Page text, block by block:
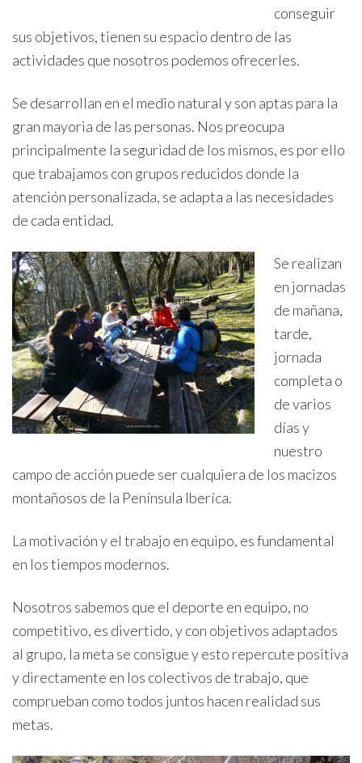
conseguir
sus objetivos, tienen su espacio dentro de las
actividades que nosotros podemos ofrecerles.
Se desarrollan en el medio natural y son aptas para la
gran mayoria de las personas. Nos preocupa
principalmente la seguridad de los mismos, es por ello
que trabajamos con grupos reducidos donde la
atención personalizada, se adapta a las necesidades
de cada entidad.
Se realizan
en jornadas
de mañana,
tarde,
jornada
completa o
de varios
días y
nuestro
campo de acción puede ser cualquiera de los macizos
montañosos de la Península Iberíca.
La motivación y el trabajo en equipo, es fundamental
en los tiempos modernos.
Nosotros sabemos que el deporte en equipo, no
competitivo, es divertido, y con objetivos adaptados
al grupo, la meta se consigue y esto repercute positiva
y directamente en los colectivos de trabajo, que
comprueban como todos juntos hacen realidad sus
metas.